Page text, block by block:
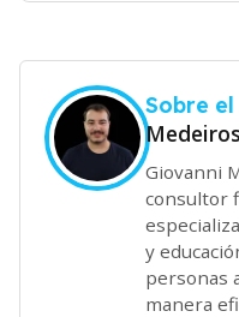
Sobre
Medeiros
Giovanni
consultor
y
personas
manera